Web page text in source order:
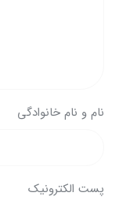
نام و نام خانوادگی
پست الکترونیک